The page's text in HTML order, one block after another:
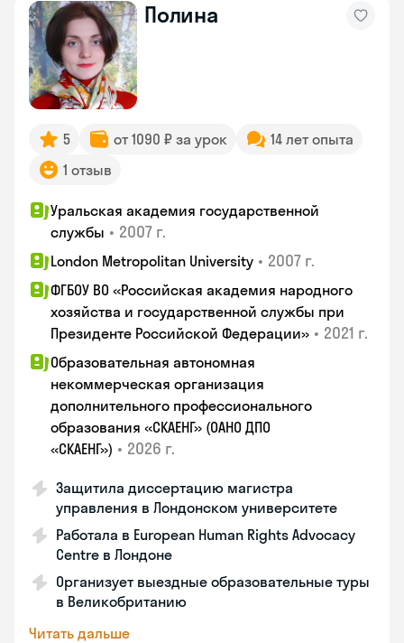
Полина
5 от 1090 ₽ за урок
14 лет опыта
1 отзыв
Уральская академия государственной
службы • 2007 г.
London Metropolitan University • 2007 г.
ФГБОУ ВО «Российская академия народного
хозяйства и государственной службы при
Президенте Российской Федерации» • 2021 г.
Образовательная автономная
некоммерческая организация
дополнительного профессионального
образования «СКАЕНГ» (ОАНО ДПО
«СКАЕНГ») • 2026 г.
Защитила диссертацию магистра
управления в Лондонском университете
Работала в European Human Rights Advocacy
Centre в Лондоне
Организует выездные образовательные туры
в Великобританию
Читать дальше